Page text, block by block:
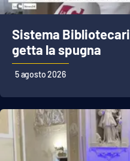
Sistema
getta la spugna
5 agosto 2026